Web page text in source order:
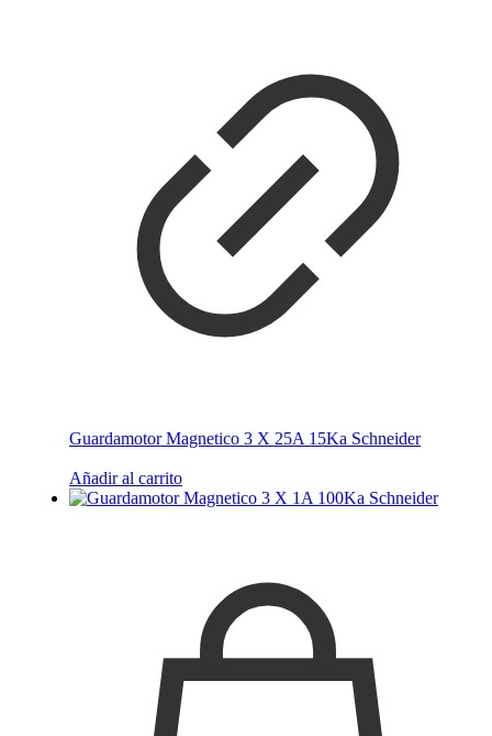
Guardamotor Magnetico 3 X 25A 15Ka Schneider
Añadir al carrito